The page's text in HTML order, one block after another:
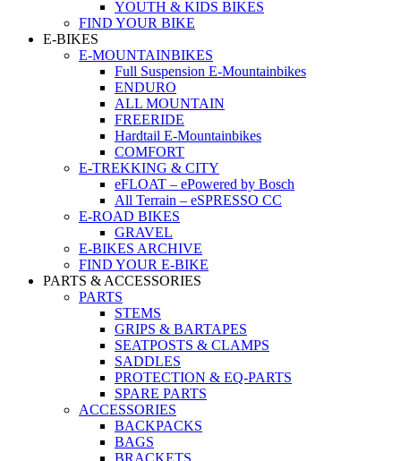
YOUTH & KIDS BIKES
FIND YOUR BIKE
E-BIKES
E-MOUNTAINBIKES
Full Suspension E-Mountainbikes
ENDURO
ALL MOUNTAIN
FREERIDE
Hardtail E-Mountainbikes
COMFORT
E-TREKKING & CITY
eFLOAT – ePowered by Bosch
All Terrain – eSPRESSO CC
E-ROAD BIKES
GRAVEL
E-BIKES ARCHIVE
FIND YOUR E-BIKE
PARTS & ACCESSORIES
PARTS
STEMS
GRIPS & BARTAPES
SEATPOSTS & CLAMPS
SADDLES
PROTECTION & EQ-PARTS
SPARE PARTS
ACCESSORIES
BACKPACKS
BAGS
BRACKETS